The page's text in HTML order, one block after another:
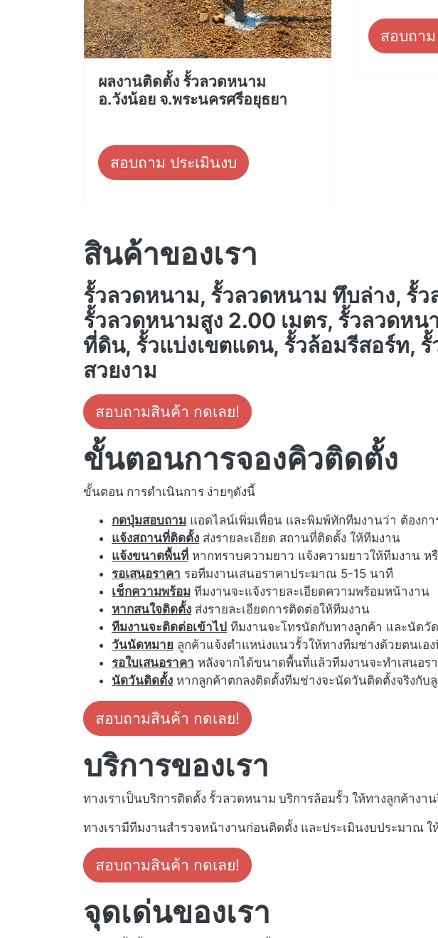
ผลงานติดตั้ง รั้วลวดหนาม
อ.วังน้อย จ.พระนครศรีอยุธยา
สอบถาม ประเมินงบ
สอบถาม
สินค้าของเรา
รั้วลวดหนาม, รั้วลวดหนาม ทึบล่าง, รั้
รั้วลวดหนามสูง 2.00 เมตร, รั้วลวดหน
ที่ดิน, รั้วแบ่งเขตแดน, รั้วล้อมรีสอร์ท,
สวยงาม
สอบถามสินค้า กดเลย!
ขั้นตอนการจองคิวติดตั้ง
ขั้นตอน การดำเนินการ ง่ายๆดังนี้
กดปุ่มสอบถาม แอดไลน์เพิ่มเพื่อน และพิมพ์ทักทีมงานว่า ต้องก
แจ้งสถานที่ติดตั้ง ส่งรายละเอียด สถานที่ติดตั้ง ให้ทีมงาน
แจ้งขนาดพื้นที่ หากทราบความยาว แจ้งความยาวให้ทีมงาน
รอเสนอราคา รอทีมงานเสนอราคาประมาณ 5-15 นาที
เช็กความพร้อม ทีมงานจะแจ้งรายละเอียดความพร้อมหน้างาน
หากสนใจติดตั้ง ส่งรายละเอียดการติดต่อให้ทีมงาน
ทีมงานจะติดต่อเข้าไป ทีมงานจะโทรนัดกับทางลูกค้า และนัดวั
วันนัดหมาย ลูกค้าแจ้งตำแหน่งแนวรั้วให้ทางทีมช่างด้วยตนเอ
รอใบเสนอราคา หลังจากได้ขนาดพื้นที่แล้วทีมงานจะทำเสนอร
นัดวันติดตั้ง หากลูกค้าตกลงติดตั้งทีมช่างจะนัดวันติดตั้งจริงกับ
สอบถามสินค้า กดเลย!
บริการของเรา
ทางเราเป็นบริการติดตั้ง รั้วลวดหนาม บริการล้อมรั้ว ให้ทางลูกค้าง
ทางเรามีทีมงานสำรวจหน้างานก่อนติดตั้ง และประเมินงบประมาณ
สอบถามสินค้า กดเลย!
จุดเด่นของเรา